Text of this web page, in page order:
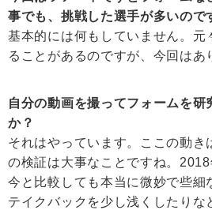
事でも、挑戦した選手が多いので
基本的には何もしていません。元
ることがあるのですが、今回はあ
自分の動画を撮ってフォームを研
か？
それはやっています。ここの動き
の検証は大事なことですね。
今と比較しても本当に微妙で些細
テイクバックを少し浅くしたりな